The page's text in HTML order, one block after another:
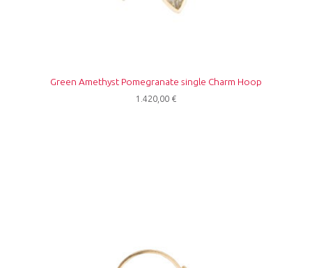
Green Amethyst Pomegranate single Charm Hoop
1.420,00 €